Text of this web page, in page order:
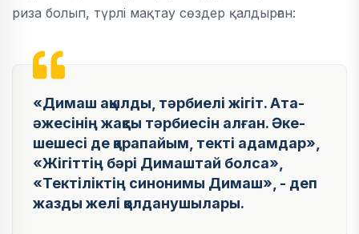
риза болып, түрлі мақтау сөздер қалдырған:
«Димаш ақылды, тәрбиелі жігіт. Ата-
әжесінің жақсы тәрбиесін алған. Әке-
шешесі де қарапайым, текті адамдар»,
«Жігіттің бәрі Димаштай болса»,
«Тектіліктің синонимы Димаш», - деп
жазды желі қолданушылары.